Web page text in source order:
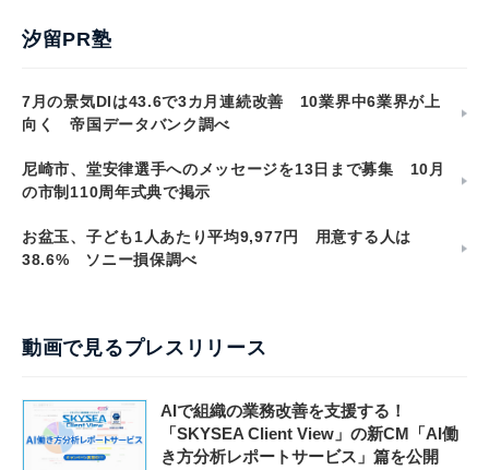
汐留PR塾
7月の景気DIは43.6で3カ月連続改善 10業界中6業界が上
向く 帝国データバンク調べ
尼崎市、堂安律選手へのメッセージを13日まで募集 10月
の市制110周年式典で掲示
お盆玉、子ども1人あたり平均9,977円 用意する人は
38.6% ソニー損保調べ
動画で見るプレスリリース
AIで組織の業務改善を支援する！
「SKYSEA Client View」の新CM「AI働
き方分析レポートサービス」篇を公開